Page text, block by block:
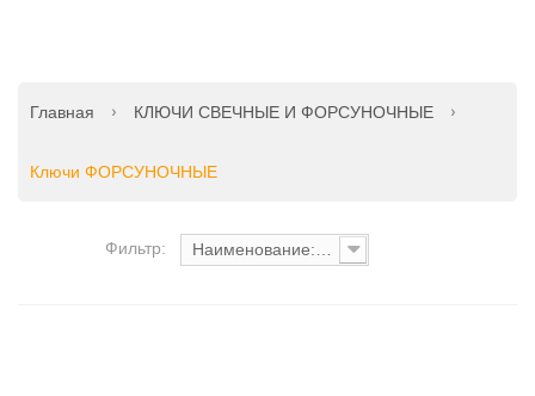
Главная КЛЮЧИ СВЕЧНЫЕ И ФОРСУНОЧНЫЕ
Ключи ФОРСУНОЧНЫЕ
Фильтр: